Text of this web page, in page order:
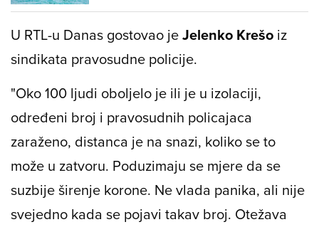
U RTL-u Danas gostovao jeJelenko Krešo iz
sindikata pravosudne policije.
"Oko 100 ljudi oboljelo je ili je u izolaciji,
određeni broj i pravosudnih policajaca
zaraženo, distanca je na snazi, koliko se to
može u zatvoru. Poduzimaju se mjere da se
suzbije širenje korone. Ne vlada panika, ali nije
svejedno kada se pojavi takav broj. Otežava